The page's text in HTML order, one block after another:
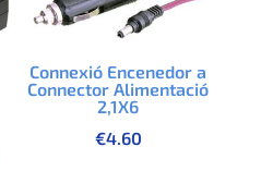
Connexió Encenedor a
Connector Alimentació
2,1X6
€4.60